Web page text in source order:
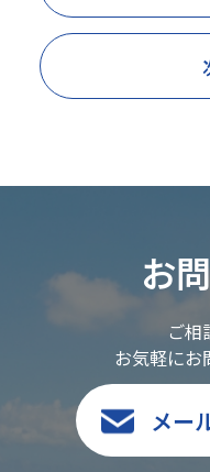
お
ご相
お気軽にお
メー